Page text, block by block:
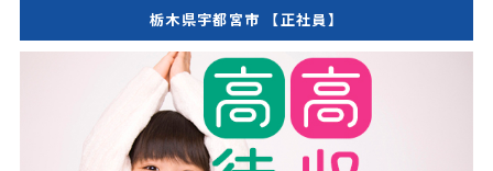
栃木県宇都宮市 【正社員】